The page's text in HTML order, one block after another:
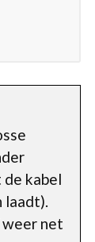
kabel
laadt).
weer net